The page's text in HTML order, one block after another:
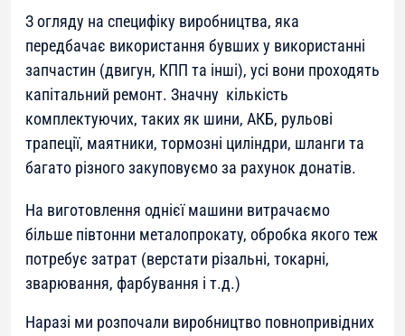
З огляду на специфіку виробництва, яка
передбачає використання бувших у використанні
запчастин (двигун, КПП та інші), усі вони проходять
капітальний ремонт. Значну кількість
комплектуючих, таких як шини, АКБ, рульові
трапеції, маятники, тормозні циліндри, шланги та
багато різного закуповуємо за рахунок донатів.
На виготовлення однієї машини витрачаємо
більше півтонни металопрокату, обробка якого теж
потребує затрат (верстати різальні, токарні,
зварювання, фарбування і т.д.)
Наразі ми розпочали виробництво повнопривідних